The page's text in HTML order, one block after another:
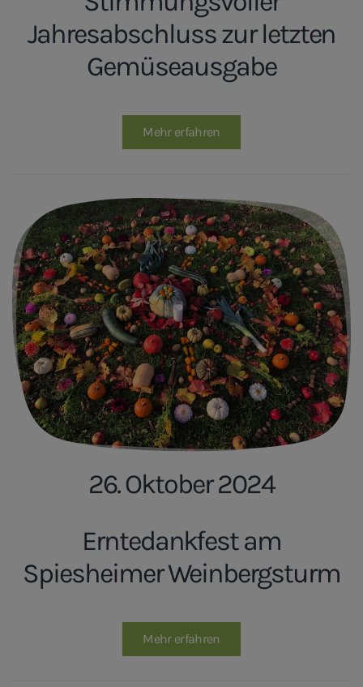
Jahresabschluss zur letzten
Gemüseausgabe
Mehr erfahren
26. Oktober 2024
Erntedankfest am
Spiesheimer Weinbergsturm
Mehr erfahren